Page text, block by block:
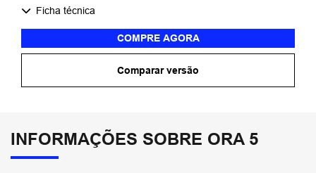
Ficha técnica
COMPRE AGORA
Comparar versão
INFORMAÇÕES SOBRE ORA 5